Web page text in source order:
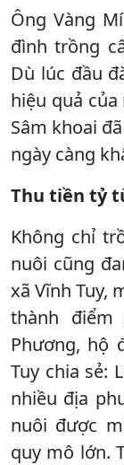
Ông Vàng
đình trồng
Dù lúc đầu
hiệu quả
Sâm khoai
ngày càng
Thu tiền tỷ
Không chỉ
nuôi cũng
xã Vĩnh Tuy,
thành
Phương, hộ
Tuy chia sẻ:
nhiều địa
nuôi được
quy mô lớn.